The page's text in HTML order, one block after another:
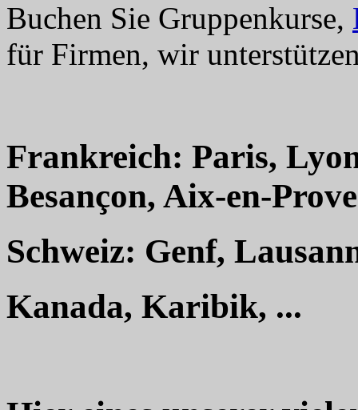
Buchen Sie Gruppenkurse,
für Firmen, wir
Frankreich: Paris,
Besançon, Aix-en-
Schweiz: Genf,
Kanada, Karibik, ...